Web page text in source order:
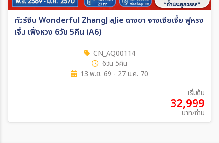
ทัวร์จีน Wonderful ZhangJiaJie ฉางซา จางเจียเจี้ย ฟูหรง
เจิ้น เฟิ่งหวง 6วัน 5คืน (A6)
CN_AQ00114
6วัน 5คืน
13 พ.ย. 69 - 27 ม.ค. 70
เริ่มต้น
32,999
บาท/ท่าน